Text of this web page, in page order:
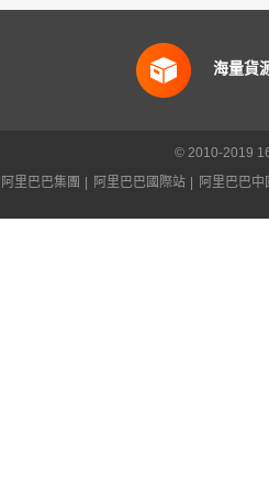
海量貨
© 2010-2019
阿里巴巴集團
阿里巴巴國際站 阿里巴巴中